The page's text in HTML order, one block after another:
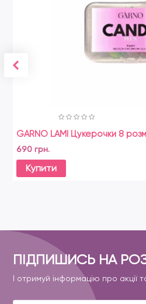
GARNO LAMI Цукерочки 8
690 грн.
Купити
ПІДПИШИСЬ НА
І отримуй інформацію про акції